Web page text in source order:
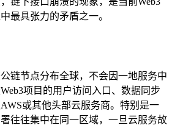
最具张力的矛盾之一。
链节点分布全球，不会因一地服务中
项目的用户访问入口、数据同步
或其他头部云服务商。特别是一
往往集中在同一区域，一旦云服务故